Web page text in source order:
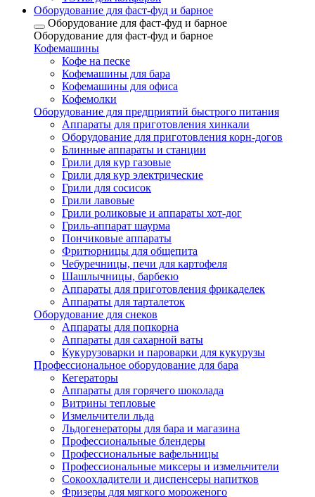
Оборудование для фаст-фуд и барное
Оборудование для фаст-фуд и барное
Оборудование для фаст-фуд и барное
Кофемашины
Кофе на песке
Кофемашины для бара
Кофемашины для офиса
Кофемолки
Оборудование для предприятий быстрого питания
Аппараты для приготовления хинкали
Оборудование для приготовления корн-догов
Блинные аппараты и станции
Грили для кур газовые
Грили для кур электрические
Грили для сосисок
Грили лавовые
Грили роликовые и аппараты хот-дог
Гриль-аппарат шаурма
Пончиковые аппараты
Фритюрницы для общепита
Чебуречницы, печи для картофеля
Шашлычницы, барбекю
Аппараты для приготовления фрикаделек
Аппараты для тарталеток
Оборудование для снеков
Аппараты для попкорна
Аппараты для сахарной ваты
Кукурузоварки и пароварки для кукурузы
Профессиональное оборудование для бара
Кегераторы
Аппараты для горячего шоколада
Витрины тепловые
Измельчители льда
Льдогенераторы для бара и магазина
Профессиональные блендеры
Профессиональные вафельницы
Профессиональные миксеры и измельчители
Сокоохладители и диспенсеры напитков
Фризеры для мягкого мороженого